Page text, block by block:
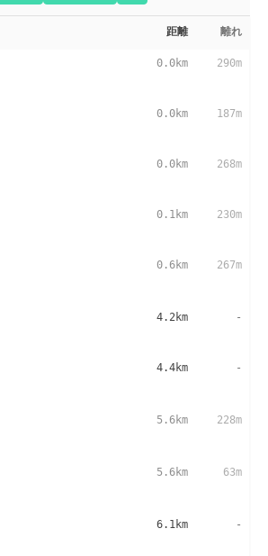
距離 離れ
0.0km 290m
0.0km 187m
0.0km 268m
0.1km 230m
0.6km 267m
4.2km -
4.4km -
5.6km 228m
5.6km 63m
6.1km -